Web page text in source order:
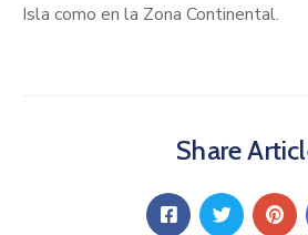
Isla como en la Zona Continental.
Share